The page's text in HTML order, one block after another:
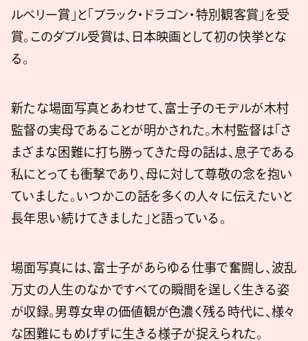
ルベリー賞」と「ブラック・ドラゴン・特別観客賞」を受
賞。このダブル受賞は、日本映画として初の快挙とな
る。
新たな場面写真とあわせて、富士子のモデルが木村
監督の実母であることが明かされた。木村監督は「さ
まざまな困難に打ち勝ってきた母の話は、息子である
私にとっても衝撃であり、母に対して尊敬の念を抱い
ていました。いつかこの話を多くの人々に伝えたいと
長年思い続けてきました」と語っている。
場面写真には、富士子があらゆる仕事で奮闘し、波乱
万丈の人生のなかですべての瞬間を逞しく生きる姿
が収録。男尊女卑の価値観が色濃く残る時代に、様々
な困難にもめげずに生きる様子が捉えられた。